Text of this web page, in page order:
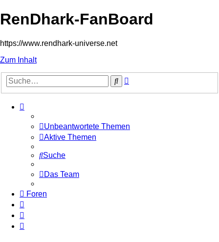
RenDhark-FanBoard
https://www.rendhark-universe.net
Zum Inhalt
Suche
Unbeantwortete Themen
Aktive Themen
Suche
Das Team
Foren